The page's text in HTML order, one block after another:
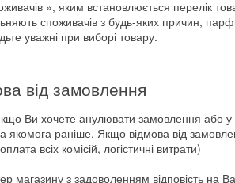
», яким встановлюється перелік
споживачів з будь-яких причин,
уважні при виборі товару.
від замовлення
Ви хочете анулювати замовлення або
якомога раніше. Якщо відмова від
всіх комісій, логістичні витрати)
магазину з задоволенням відповість на